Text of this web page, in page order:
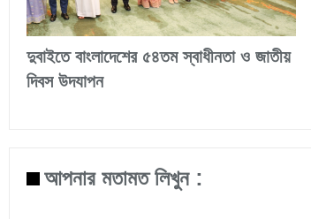
দুবাইতে বাংলাদেশের ৫৪তম স্বাধীনতা ও জাতীয়
দিবস উদযাপন
আপনার মতামত লিখুন :